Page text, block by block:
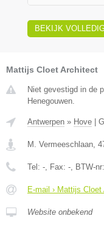
BEKIJK
Mattijs Cloet Architect
Niet gevestigd in de
Henegouwen.
Antwerpen » Hove |
M. Vermeeschlaan,
Tel: - , Fax: - , BTW-nr:
E-mail › Mattijs
Website onbekend